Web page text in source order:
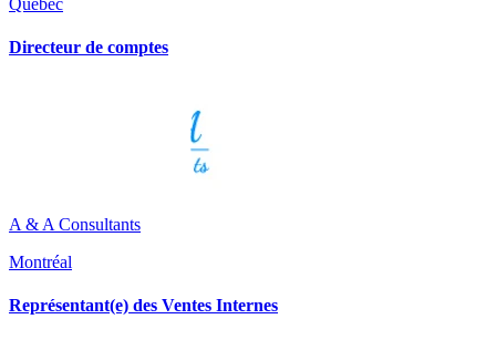
Québec
Directeur de comptes
A & A Consultants
Montréal
Représentant(e) des Ventes Internes